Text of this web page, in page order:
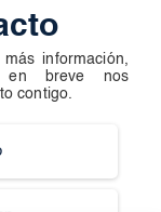
información,
en breve nos
contigo.